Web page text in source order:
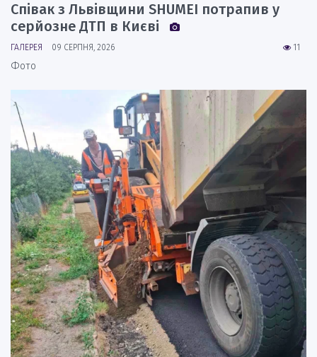
Співак з Львівщини SHUMEI потрапив у
серйозне ДТП в Києві
11
ГАЛЕРЕЯ 09 СЕРПНЯ, 2026
Фото